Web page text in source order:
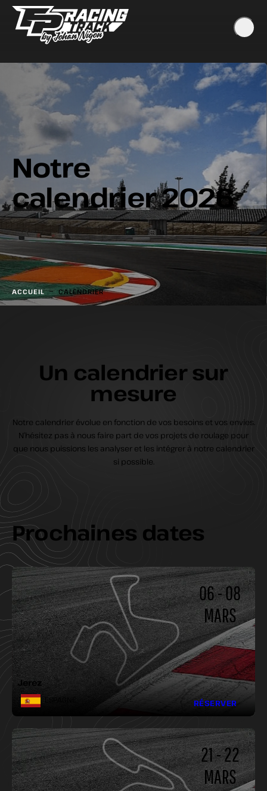
Notre
calendrier 2026
ACCUEIL-CALENDRIER
Un calendrier sur
mesure
Notre calendrier évolue en fonction de vos besoins et vos envies.
N’hésitez pas à nous faire part de vos projets de roulage pour
que nous puissions les analyser et les intégrer à notre calendrier
si possible.
Prochaines dates
06 - 08
MARS
Jerez
ESPAGNE RÉSERVER
LONGUEUR :
LARGEUR :
VIRAGES :
21 - 22
MARS
LONGUEUR :